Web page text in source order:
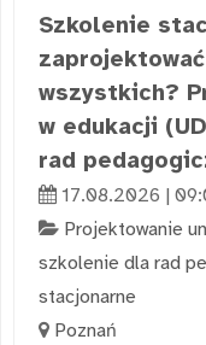
Szkolenie
wszystkich?
w edukacji
rad
17.08.2026 |
Projektowanie
szkolenie dla rad
stacjonarne
Poznań